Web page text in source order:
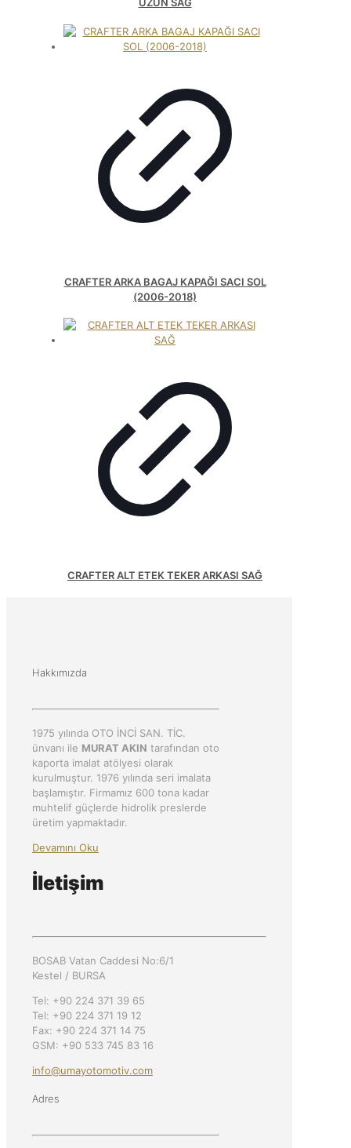
UZUN SAĞ
CRAFTER ARKA BAGAJ KAPAĞI SACI SOL
(2006-2018)
CRAFTER ALT ETEK TEKER ARKASI SAĞ
Hakkımızda
1975 yılında OTO İNCİ SAN. TİC.
ünvanı ile MURAT AKIN tarafından oto
kaporta imalat atölyesi olarak
kurulmuştur. 1976 yılında seri imalata
başlamıştır. Firmamız 600 tona kadar
muhtelif güçlerde hidrolik preslerde
üretim yapmaktadır.
Devamını Oku
İletişim
BOSAB Vatan Caddesi No:6/1
Kestel / BURSA
Tel: +90 224 371 39 65
Tel: +90 224 371 19 12
Fax: +90 224 371 14 75
GSM: +90 533 745 83 16
info@umayotomotiv.com
Adres